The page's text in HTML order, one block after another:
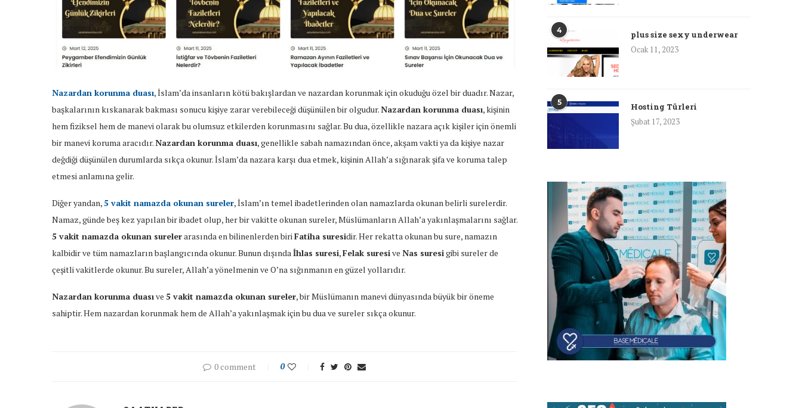
Nazardan korunma duası, İslam’da insanların kötü bakışlardan ve nazardan korunmak için okuduğu özel bir duadır. Nazar,
başkalarının kıskanarak bakması sonucu kişiye zarar verebileceği düşünülen bir olgudur.Nazardan korunma duası, kişinin
hem fiziksel hem de manevi olarak bu olumsuz etkilerden korunmasını sağlar. Bu dua, özellikle nazara açık kişiler için önemli
bir manevi koruma aracıdır.Nazardan korunma duası, genellikle sabah namazından önce, akşam vakti ya da kişiye nazar
değdiği düşünülen durumlarda sıkça okunur. İslam’da nazara karşı dua etmek, kişinin Allah’a sığınarak şifa ve koruma talep
etmesi anlamına gelir.
Diğer yandan,5 vakit namazda okunan sureler, İslam’ın temel ibadetlerinden olan namazlarda okunan belirli surelerdir.
Namaz, günde beş kez yapılan bir ibadet olup, her bir vakitte okunan sureler, Müslümanların Allah’a yakınlaşmalarını sağlar.
5 vakit namazda okunan surelerarasında en bilinenlerden biriFatiha suresidir. Her rekatta okunan bu sure, namazın
kalbidir ve tüm namazların başlangıcında okunur. Bunun dışındaİhlas suresi,Felak suresive Nas suresigibi sureler de
çeşitli vakitlerde okunur. Bu sureler, Allah’a yönelmenin ve O’na sığınmanın en güzel yollarıdır.
Nazardan korunma duasıve 5 vakit namazda okunan sureler, bir Müslümanın manevi dünyasında büyük bir öneme
sahiptir. Hem nazardan korunmak hem de Allah’a yakınlaşmak için bu dua ve sureler sıkça okunur.
0 comment 0
4
plus size sexy underwear
Ocak 11, 2023
5
Hosting Türleri
Şubat 17, 2023